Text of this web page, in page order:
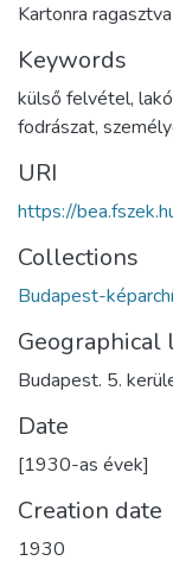
Kartonra ragasztva
Keywords
külső felvétel,
fodrászat,
URI
https://
Collections
Budapest-
Geographical
Budapest. 5.
Date
[1930-as évek]
Creation date
1930